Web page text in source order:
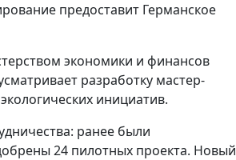
предоставит Германское
экономики и финансов
разработку мастер-
инициатив.
ранее были
24 пилотных проекта. Новый